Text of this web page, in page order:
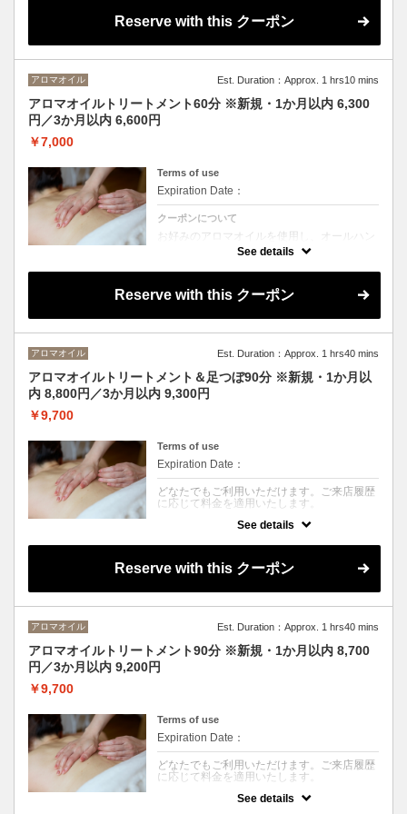
※タイ古式は対象外です。
Reserve with this クーポン
アロマオイル Est. Duration：Approx. 1 hrs10 mins
アロマオイルトリートメント60分 ※新規・1か月以内 6,300
円／3か月以内 6,600円
￥7,000
Terms of use
Expiration Date：
クーポンについて
お好みのアロマオイルを使用し、オールハン
ドで全身を丁寧にトリートメント。
心地よい圧で筋肉の緊張をゆるめ、血行やリ
ンパの流れを促進。疲労やむくみをケアしな
す。
See details
Reserve with this クーポン
アロマオイル Est. Duration：Approx. 1 hrs40 mins
アロマオイルトリートメント＆足つぼ90分 ※新規・1か月以
内 8,800円／3か月以内 9,300円
￥9,700
Terms of use
Expiration Date：
どなたでもご利用いただけます。ご来店履歴
に応じて料金を適用いたします。
足浴後、、全身のアロマオイルトリートメン
トと足つぼを組み合わせた人気コースです。
血行やリンパの流れを促し、冷えやむくみ、
巡りを整え、心身ともに深いリラックスへ導
きます。
See details
Reserve with this クーポン
アロマオイル Est. Duration：Approx. 1 hrs40 mins
アロマオイルトリートメント90分 ※新規・1か月以内 8,700
円／3か月以内 9,200円
￥9,700
Terms of use
Expiration Date：
どなたでもご利用いただけます。ご来店履歴
に応じて料金を適用いたします。
See details